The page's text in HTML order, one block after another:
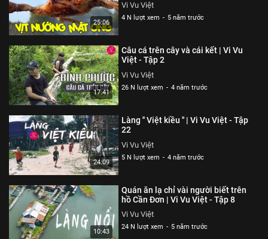
25:06
Vi Vu Việt
4 N lượt xem - 5 năm trước
17:41
Câu cá trên cây và cái kết | Vi Vu
Việt - Tập 2
Vi Vu Việt
26 N lượt xem - 4 năm trước
24:09
Làng '' Việt kiều '' | Vi Vu Việt - Tập
22
Vi Vu Việt
5 N lượt xem - 4 năm trước
10:43
Quán ăn lạ chỉ vài người biết trên
hồ Cần Đơn | Vi Vu Việt - Tập 8
Vi Vu Việt
24 N lượt xem - 5 năm trước